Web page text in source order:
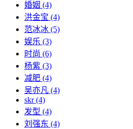
婚姻 (4)
洪金宝 (4)
范冰冰 (5)
娱乐 (3)
时尚 (6)
杨紫 (3)
减肥 (4)
吴亦凡 (4)
skr(4)
发型 (4)
刘强东 (4)